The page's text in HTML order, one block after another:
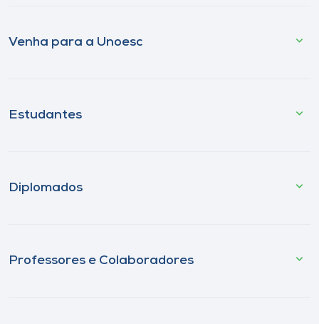
Venha para a Unoesc
Estudantes
Diplomados
Professores e Colaboradores